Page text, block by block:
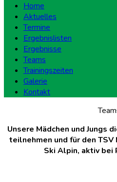
Home
Aktuelles
Termine
Ergebnislisten
Ergebnisse
Teams
Trainingszeiten
Galerie
Kontakt
Unsere Mädchen und Jungs
teilnehmen und für den
Ski Alpin, aktiv bei